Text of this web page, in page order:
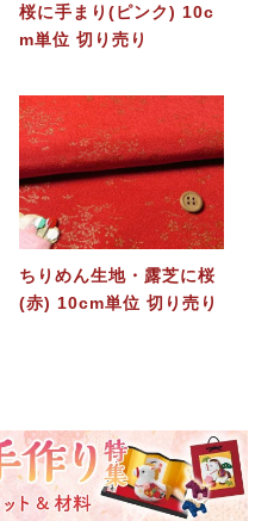
桜に手まり(ピンク) 10c
m単位 切り売り
ちりめん生地・露芝に桜
(赤) 10cm単位 切り売り